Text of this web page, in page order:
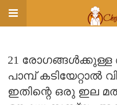
21 രോഗങ്ങൾക്കുള്ള
പാമ്പ് കടിയേറ്റാൽ
ഇതിന്റെ ഒരു ഇല